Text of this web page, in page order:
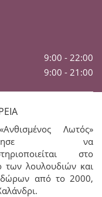
9:00 - 22:00
9:00 - 21:00
Λωτός»
να
στο
των λουλουδιών και
από το 2000,